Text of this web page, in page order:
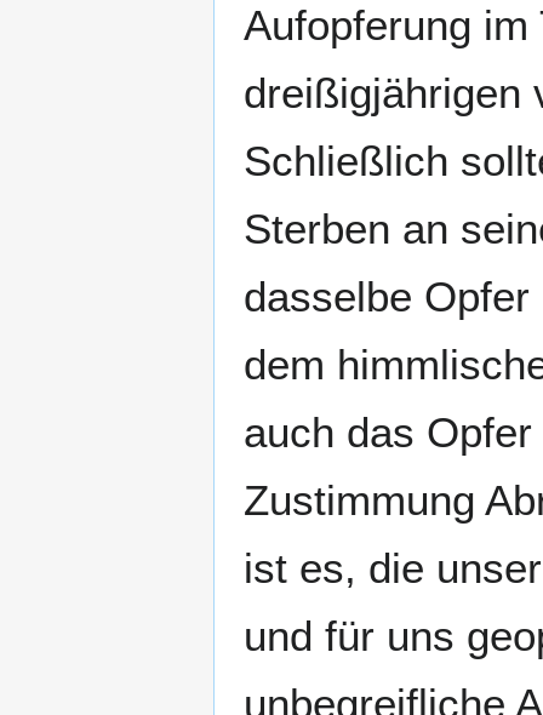
Aufopferung im
dreißigjährigen
Schließlich
Sterben an
dasselbe
dem
auch das
Zustimmung
ist es, die
und für uns
unbegreifliche